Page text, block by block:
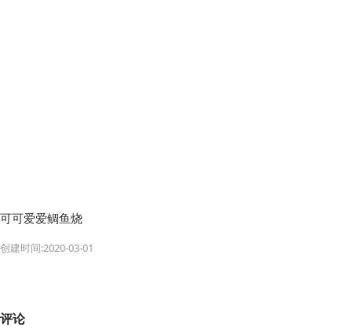
可可爱爱鲷鱼烧
创建时间:2020-03-01
评论